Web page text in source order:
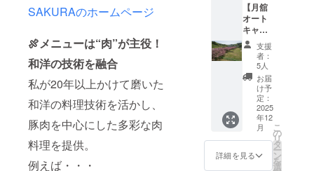
SAKURAのホームページ
🍖メニューは“肉”が主役！
和洋の技術を融合
私が20年以上かけて磨いた
和洋の料理技術を活かし、
豚肉を中心にした多彩な肉
料理を提供。
例えば・・・
昼も夜も肉
料理で人の
心と身体を
元気にでき
る食堂「ぶ
たの休日」
をスタート
させること
にしまし
た。
イルが
叶う、
車中泊
専用の
RVサイ
トで
す。 こ
こがポ
イント
・月舘
オート
キャン
プベー
ス
SAKUR
を応援
した
い」 そ
んな気
持ち
を、店
内の応
援パネ
ルに刻
みませ
んか？
店内に
設置す
る応援
【月舘
オート
キャン
プベー
ス
SAKUR
A宿泊券
『お花
見サイ
ト専
用』】
通常1泊
7,700円
→ クラ
ファン
支援
者：
5人
お届
け予
定：
2025
年12
月
詳細を見る
こ
の
リ
タ
ー
ン
を
選